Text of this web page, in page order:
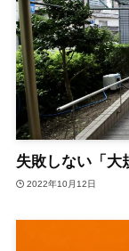
失敗しない「大
2022年10月12日